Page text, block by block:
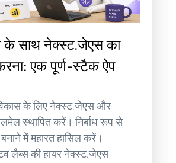
के साथ नेक्स्ट.जेएस का
एक पूर्ण-स्टैक ऐप
के लिए नेक्स्ट.जेएस और
स्थापित करें। निर्बाध रूप से
में महारत हासिल करें।
लैब्स की हायर नेक्स्ट.जेएस